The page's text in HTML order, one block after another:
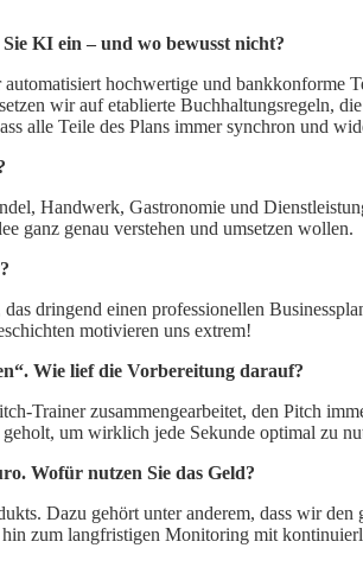
KI ein – und wo bewusst nicht?
hochwertige und
wir auf etablierte Buchhaltungsregeln,
alle Teile des Plans immer synchron und
Handwerk, Gastronomie und
ganz genau verstehen und umsetzen wollen.
dringend einen professionellen
motivieren uns extrem!
Wie lief die Vorbereitung darauf?
Trainer zusammengearbeitet, den Pitch
um wirklich jede Sekunde optimal zu
Wofür nutzen Sie das Geld?
Dazu gehört unter anderem, dass wir
zum langfristigen Monitoring mit